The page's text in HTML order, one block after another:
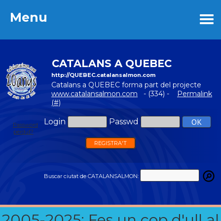
Menu
CATALANS A QUEBEC
http://QUEBEC.catalansalmon.com
Catalans a QUEBEC forma part del projecte
www.catalansalmon.com - (334) - Permalink
(#)
Login Passwd
Password
perdut?
REGISTRA'T
Buscar ciutat de CATALANSALMON:
Menu